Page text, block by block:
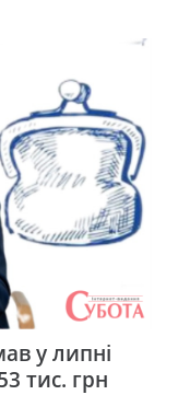
у липні
тис. грн